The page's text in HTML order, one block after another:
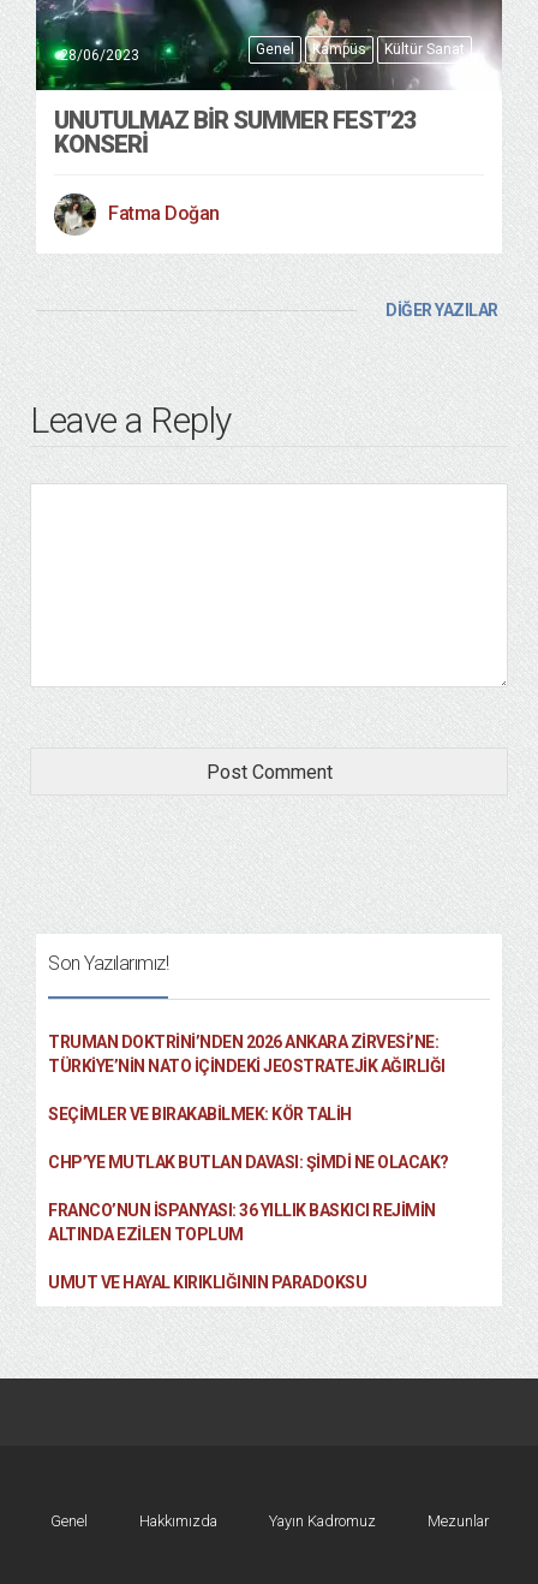
Genel Kampüs Kültür Sanat
28/06/2023
UNUTULMAZ BIR SUMMER FEST’23
KONSERI
Fatma Doğan
DİĞER YAZILAR
Leave a Reply
Son Yazılarımız!
TRUMAN DOKTRINI’NDEN 2026 ANKARA ZIRVESI’NE:
TÜRKIYE’NIN NATO İÇINDEKI JEOSTRATEJIK AĞIRLIĞI
SEÇIMLER VE BIRAKABILMEK: KÖR TALIH
CHP’YE MUTLAK BUTLAN DAVASI: ŞİMDİ NE OLACAK?
FRANCO’NUN İSPANYASI: 36 YILLIK BASKICI REJIMIN
ALTINDA EZILEN TOPLUM
UMUT VE HAYAL KIRIKLIĞININ PARADOKSU
Genel Hakkımızda Yayın Kadromuz Mezunlar